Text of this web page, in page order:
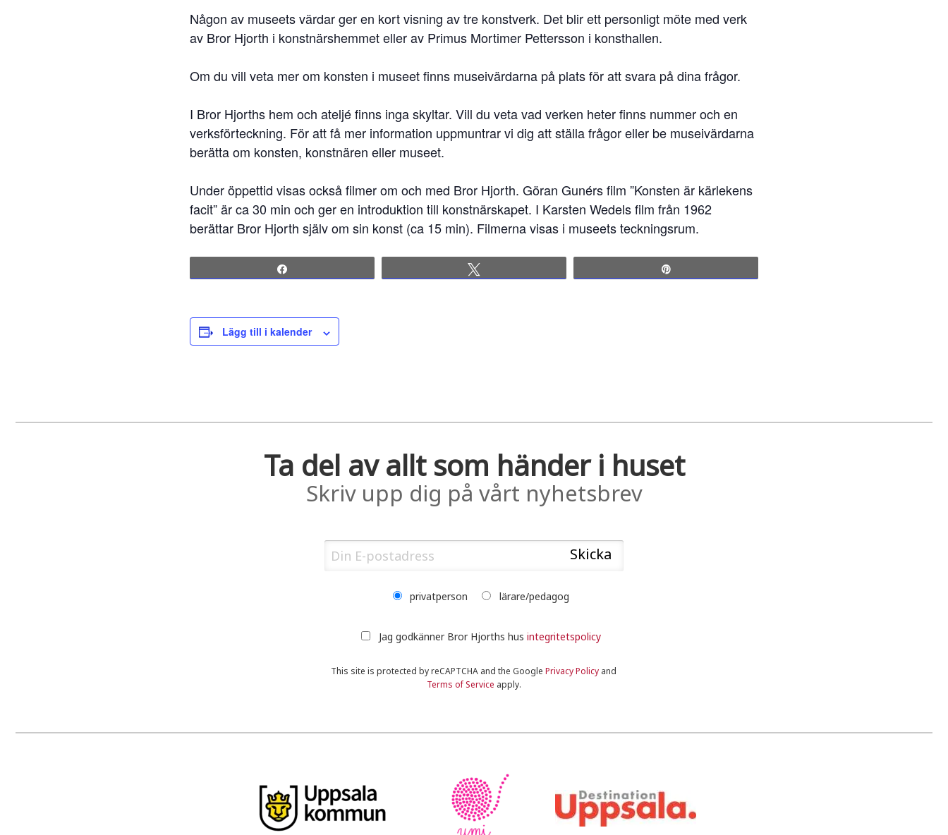
Någon av museets värdar ger en kort visning av tre konstverk. Det blir ett personligt möte med verk
av Bror Hjorth i konstnärshemmet eller av Primus Mortimer Pettersson i konsthallen.
Om du vill veta mer om konsten i museet finns museivärdarna på plats för att svara på dina frågor.
I Bror Hjorths hem och ateljé finns inga skyltar. Vill du veta vad verken heter finns nummer och en
verksförteckning. För att få mer information uppmuntrar vi dig att ställa frågor eller be museivärdarna
berätta om konsten, konstnären eller museet.
Under öppettid visas också filmer om och med Bror Hjorth. Göran Gunérs film ”Konsten är kärlekens
facit” är ca 30 min och ger en introduktion till konstnärskapet. I Karsten Wedels film från 1962
berättar Bror Hjorth själv om sin konst (ca 15 min). Filmerna visas i museets teckningsrum.
Lägg till i kalender
Ta del av allt som händer i huset
Skriv upp dig på vårt nyhetsbrev
privatperson lärare/pedagog
Jag godkänner Bror Hjorths hus integritetspolicy
This site is protected by reCAPTCHA and the GooglePrivacy Policy and
Terms of Service apply.